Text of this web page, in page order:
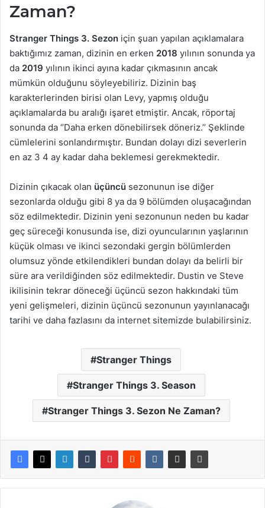
Zaman?
Stranger Things 3. Sezon için şuan yapılan açıklamalara
baktığımız zaman, dizinin en erken 2018 yılının sonunda ya
da 2019 yılının ikinci ayına kadar çıkmasının ancak
mümkün olduğunu söyleyebiliriz. Dizinin baş
karakterlerinden birisi olan Levy, yapmış olduğu
açıklamalarda bu aralığı işaret etmiştir. Ancak, röportaj
sonunda da ‘’Daha erken dönebilirsek döneriz.’’ Şeklinde
cümlelerini sonlandırmıştır. Bundan dolayı dizi severlerin
en az 3 4 ay kadar daha beklemesi gerekmektedir.
Dizinin çıkacak olan üçüncü sezonunun ise diğer
sezonlarda olduğu gibi 8 ya da 9 bölümden oluşacağından
söz edilmektedir. Dizinin yeni sezonunun neden bu kadar
geç süreceği konusunda ise, dizi oyuncularının yaşlarının
küçük olması ve ikinci sezondaki gergin bölümlerden
olumsuz yönde etkilendikleri bundan dolayı da belirli bir
süre ara verildiğinden söz edilmektedir. Dustin ve Steve
ikilisinin tekrar döneceği üçüncü sezon hakkındaki tüm
yeni gelişmeleri, dizinin üçüncü sezonunun yayınlanacağı
tarihi ve daha fazlasını da internet sitemizde bulabilirsiniz.
Stranger Things
Stranger Things 3. Season
Stranger Things 3. Sezon Ne Zaman?